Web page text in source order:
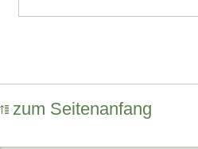
zum Seitenanfang